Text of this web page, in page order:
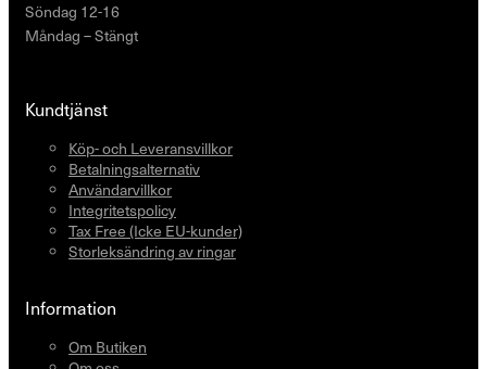
Söndag 12-16
Måndag – Stängt
Kundtjänst
Köp- och Leveransvillkor
Betalningsalternativ
Användarvillkor
Integritetspolicy
Tax Free (Icke EU-kunder)
Storleksändring av ringar
Information
Om Butiken